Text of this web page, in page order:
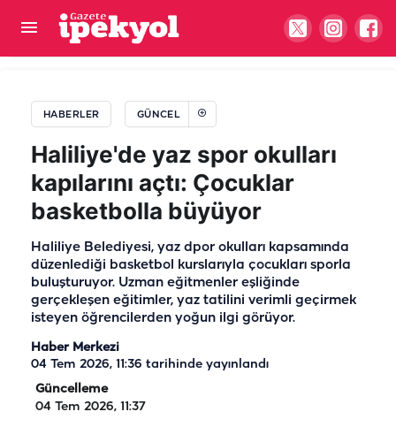
HABERLER GÜNCEL
Haliliye'de yaz spor okulları
kapılarını açtı: Çocuklar
basketbolla büyüyor
Haliliye Belediyesi, yaz dpor okulları kapsamında
düzenlediği basketbol kurslarıyla çocukları sporla
buluşturuyor. Uzman eğitmenler eşliğinde
gerçekleşen eğitimler, yaz tatilini verimli geçirmek
isteyen öğrencilerden yoğun ilgi görüyor.
Haber Merkezi
04 Tem 2026, 11:36 tarihinde yayınlandı
Güncelleme
04 Tem 2026, 11:37
Karaköprü yeni tesislerle şekilleniyor